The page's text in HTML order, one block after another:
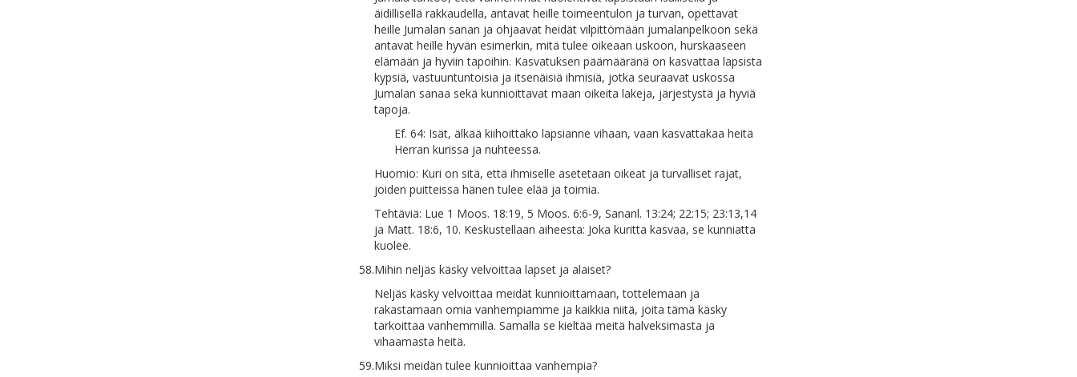
äidillisellä rakkaudella, antavat heille toimeentulon ja turvan, opettavat
heille Jumalan sanan ja ohjaavat heidät vilpittömään jumalanpelkoon sekä
antavat heille hyvän esimerkin, mitä tulee oikeaan uskoon, hurskaaseen
elämään ja hyviin tapoihin. Kasvatuksen päämääränä on kasvattaa lapsista
kypsiä, vastuuntuntoisia ja itsenäisiä ihmisiä, jotka seuraavat uskossa
Jumalan sanaa sekä kunnioittavat maan oikeita lakeja, järjestystä ja hyviä
tapoja.
Ef. 64: Isät, älkää kiihoittako lapsianne vihaan, vaan kasvattakaa heitä
Herran kurissa ja nuhteessa.
Huomio: Kuri on sitä, että ihmiselle asetetaan oikeat ja turvalliset rajat,
joiden puitteissa hänen tulee elää ja toimia.
Tehtäviä: Lue 1 Moos. 18:19, 5 Moos. 6:6-9, Sananl. 13:24; 22:15; 23:13,14
ja Matt. 18:6, 10. Keskustellaan aiheesta: Joka kuritta kasvaa, se kunniatta
kuolee.
58.Mihin neljäs käsky velvoittaa lapset ja alaiset?
Neljäs käsky velvoittaa meidät kunnioittamaan, tottelemaan ja
rakastamaan omia vanhempiamme ja kaikkia niitä, joita tämä käsky
tarkoittaa vanhemmilla. Samalla se kieltää meitä halveksimasta ja
vihaamasta heitä.
59.Miksi meidän tulee kunnioittaa vanhempia?